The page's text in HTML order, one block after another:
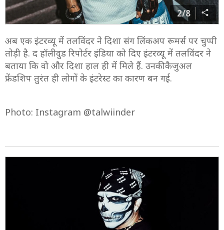
2/8
अब एक इंटरव्यू में तलविंदर ने दिशा संग लिंकअप रूमर्स पर चुप्पी
तोड़ी है. द हॉलीवुड रिपोर्टर इंडिया को दिए इंटरव्यू में तलविंदर ने
बताया कि वो और दिशा हाल ही में मिले हैं. उनकी कैजुअल
फ्रेंडशिप तुरंत ही लोगों के इंटरेस्ट का कारण बन गई.
Photo: Instagram @talwiinder